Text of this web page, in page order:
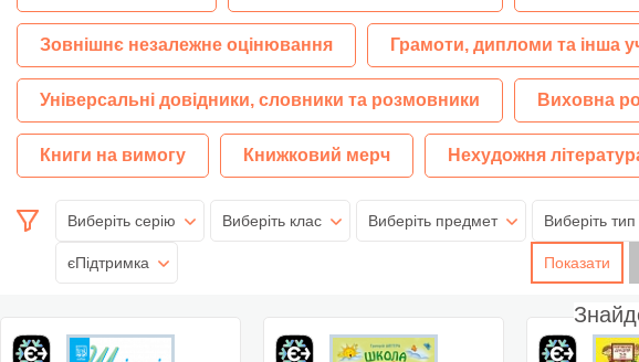
Зовнішнє незалежне оцінювання Грамоти, дипломи та інша
Універсальні довідники, словники та розмовники Виховна
Книги на вимогу Книжковий мерч Нехудожня
Виберіть серію Виберіть клас Виберіть предмет Виберіть тип
єПідтримка Показати